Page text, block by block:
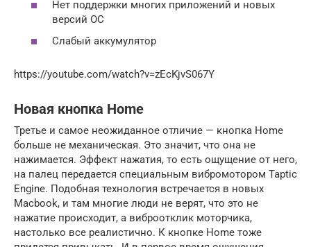
Нет поддержки многих приложений и новых
версий ОС
Слабый аккумулятор
https://youtube.com/watch?v=zEcKjvS067Y
Новая кнопка Home
Третье и самое неожиданное отличие — кнопка Home
больше не механическая. Это значит, что она не
нажимается. Эффект нажатия, то есть ощущение от него,
на палец передается специальным вибромотором Taptic
Engine. Подобная технология встречается в новых
Macbook, и там многие люди не верят, что это не
нажатие происходит, а виброотклик моторчика,
настолько все реалистично. К кнопке Home тоже